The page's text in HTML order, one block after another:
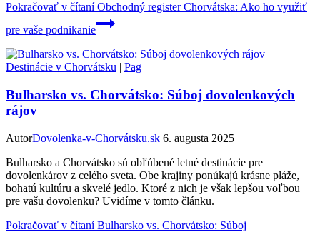
Pokračovať v čítaníObchodný register Chorvátska: Ako ho využiť
pre vaše podnikanie
Destinácie v Chorvátsku | Pag
Bulharsko vs. Chorvátsko: Súboj dovolenkových
rájov
AutorDovolenka-v-Chorvátsku.sk 6. augusta 2025
Bulharsko a Chorvátsko sú obľúbené letné destinácie pre
dovolenkárov z celého sveta. Obe krajiny ponúkajú krásne pláže,
bohatú kultúru a skvelé jedlo. Ktoré z nich je však lepšou voľbou
pre vašu dovolenku? Uvidíme v tomto článku.
Pokračovať v čítaníBulharsko vs. Chorvátsko: Súboj